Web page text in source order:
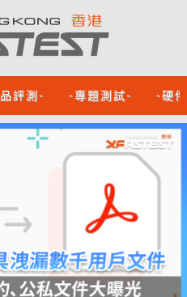
評測- -專題測試- -硬